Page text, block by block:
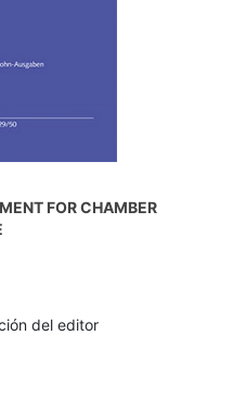
FOR CHAMBER
del editor